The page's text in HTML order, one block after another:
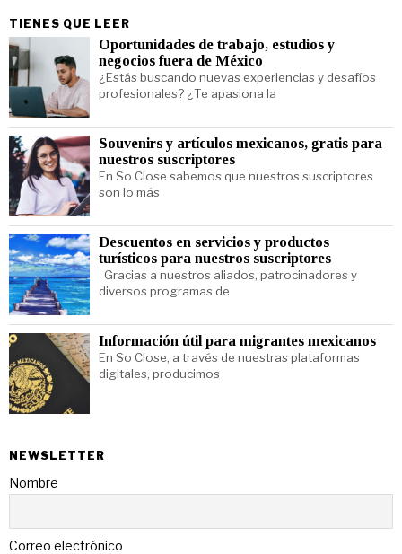
TIENES QUE LEER
Oportunidades de trabajo, estudios y
negocios fuera de México
¿Estás buscando nuevas experiencias y desafíos
profesionales? ¿Te apasiona la
Souvenirs y artículos mexicanos, gratis para
nuestros suscriptores
En So Close sabemos que nuestros suscriptores
son lo más
Descuentos en servicios y productos
turísticos para nuestros suscriptores
Gracias a nuestros aliados, patrocinadores y
diversos programas de
Información útil para migrantes mexicanos
En So Close, a través de nuestras plataformas
digitales, producimos
NEWSLETTER
Nombre
Correo electrónico